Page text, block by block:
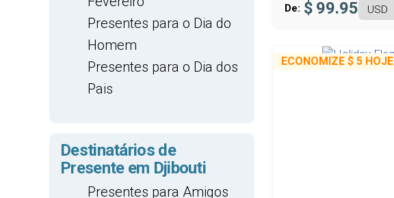
Presentes para o Dia do
Homem
Presentes para o Dia dos
Pais
Destinatários de
Presente em Djibouti
Presentes para Amigos
De: $ 99.95
ECONOMIZE $ 5 HOJE